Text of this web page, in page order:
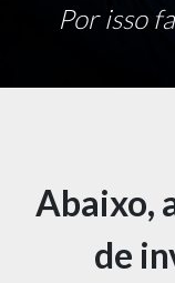
Por isso
Abaixo,
de